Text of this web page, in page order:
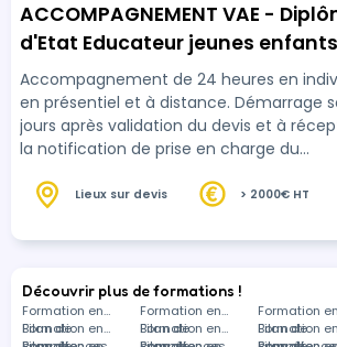
ACCOMPAGNEMENT VAE - Diplôme
d'Etat Educateur jeunes
DEEJE
Accompagnement de 24 heures en
en présentiel et à distance. Démarrage
jours après validation du devis et à
la notification de prise en charge du
heures sur une période moyenne de 3 à
disponibilités du candidat.
entrainement en vue du jury (2h)
Lieux sur devis > 2000€ HT
Découvrir plus de formations !
Formation en
Bilan de
Formation en
Bilan de
Formation en
Bilan de
Formation en
Formation en
Formation en